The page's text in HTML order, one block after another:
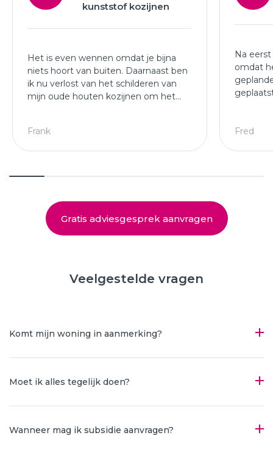
kunststof kozijnen
Het is even wennen omdat je bijna
niets hoort van buiten. Daarnaast ben
ik nu verlost van het schilderen van
mijn oude houten kozijnen om het
deuren hebben geplaatst.
Frank
Na
omdat
Fred
Gratis adviesgesprek aanvragen
Veelgestelde vragen
Komt mijn woning in aanmerking?
Moet ik alles tegelijk doen?
Wanneer mag ik subsidie aanvragen?